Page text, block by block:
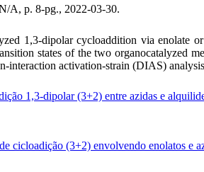
p. 8-pg., 2022-03-30.
1,3-dipolar cycloaddition via enolate
states of the two
activation-strain (DIAS)
1,3-dipolar (3+2) entre azidas e
cicloadição (3+2) envolvendo enolatos e